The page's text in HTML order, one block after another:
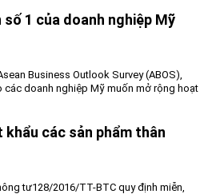
lần thứ 4
án đầu tư
▼
1 của doanh nghiệp Mỹ
Business Outlook Survey (ABOS),
các doanh nghiệp Mỹ muốn mở rộng hoạt
các sản phẩm thân
tư128/2016/TT-BTC quy định miễn,